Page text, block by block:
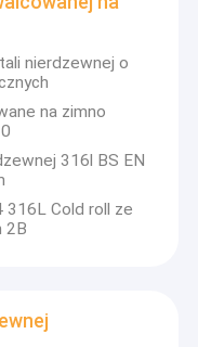
nierdzewnej o
na zimno
316l BS EN
316L Cold roll ze
2B